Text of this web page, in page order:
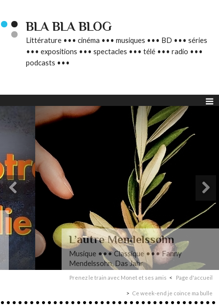
BLA BLA BLOG
Littérature ••• cinéma ••• musiques ••• BD ••• séries
••• expositions ••• spectacles ••• télé ••• radio •••
podcasts •••
L’autre Mendelssohn
Musique ••• Classique ••• Fanny
Mendelssohn, Das Jahr
Prenez le train avec Monet et ses amis Page d'accueil
Ce week-end je coince ma bulle